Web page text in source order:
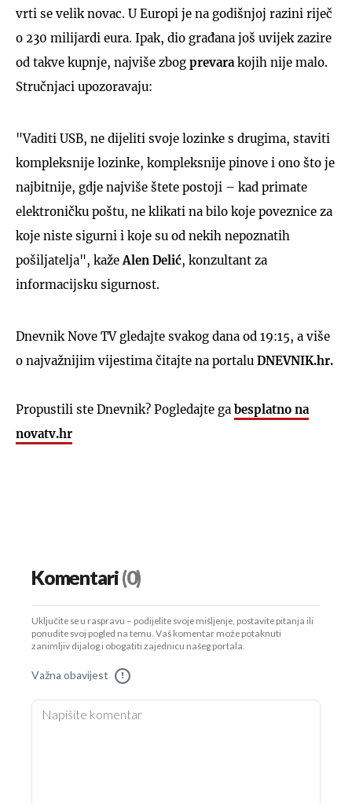
vrti se velik novac. U Europi je na godišnjoj razini riječ
o 230 milijardi eura. Ipak, dio građana još uvijek zazire
od takve kupnje, najviše zbog prevara kojih nije malo.
Stručnjaci upozoravaju:
"Vaditi USB, ne dijeliti svoje lozinke s drugima, staviti
kompleksnije lozinke, kompleksnije pinove i ono što je
najbitnije, gdje najviše štete postoji – kad primate
elektroničku poštu, ne klikati na bilo koje poveznice za
koje niste sigurni i koje su od nekih nepoznatih
pošiljatelja", kaže Alen Delić, konzultant za
informacijsku sigurnost.
Dnevnik Nove TV gledajte svakog dana od 19:15, a više
o najvažnijim vijestima čitajte na portalu DNEVNIK.hr.
Propustili ste Dnevnik? Pogledajte ga besplatno na
novatv.hr
Komentari(0)
Uključite se u raspravu – podijelite svoje mišljenje, postavite pitanja ili
ponudite svoj pogled na temu. Vaš komentar može potaknuti
zanimljiv dijalog i obogatiti zajednicu našeg portala.
Važna obavijest !